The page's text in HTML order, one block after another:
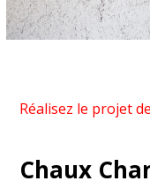
Réalisez le projet
Chaux